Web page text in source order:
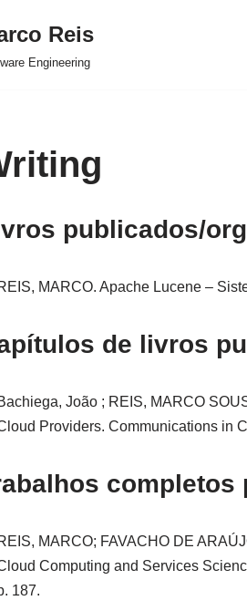
Reis
Engineering
publicados/
MARCO. Apache Lucene –
de livros
João ; REIS, MARCO
Providers. Communications in
MARCO; FAVACHO DE
Computing and Services
187.